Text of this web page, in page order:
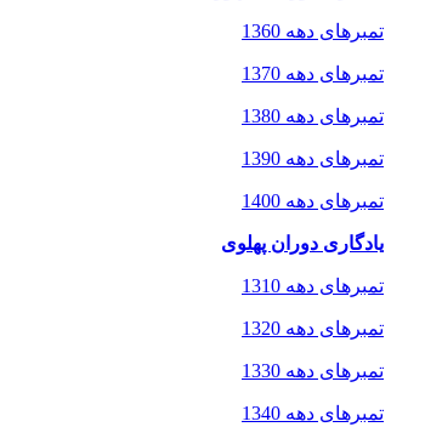
تمبرهای دهه 1360
تمبرهای دهه 1370
تمبرهای دهه 1380
تمبرهای دهه 1390
تمبرهای دهه 1400
یادگاری دوران پهلوی
تمبرهای دهه 1310
تمبرهای دهه 1320
تمبرهای دهه 1330
تمبرهای دهه 1340